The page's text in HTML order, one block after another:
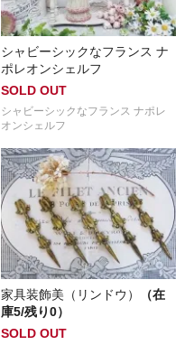
シャビーシックなフランス ナ
ポレオンシェルフ
SOLD OUT
シャビーシックなフランス ナポレ
オンシェルフ
家具装飾美（リンドウ）
（在
庫5/残り0）
SOLD OUT